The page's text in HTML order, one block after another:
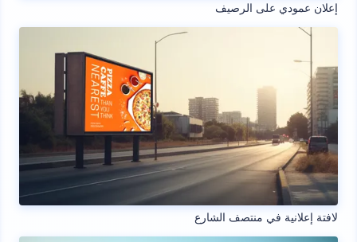
إعلان عمودي على الرصيف
لافتة إعلانية في منتصف الشارع